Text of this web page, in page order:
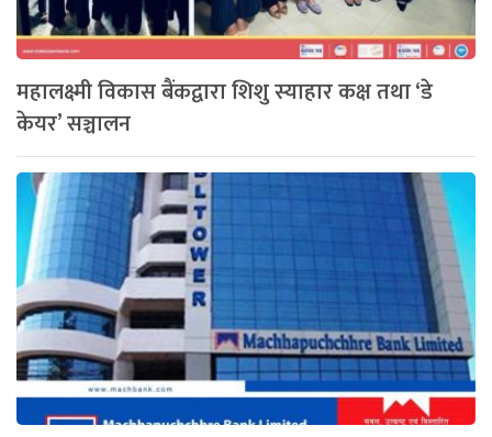
महालक्ष्मी विकास बैंकद्वारा शिशु स्याहार कक्ष तथा ‘डे
केयर’ सञ्चालन